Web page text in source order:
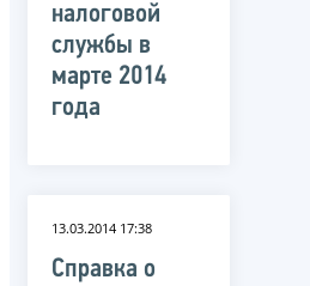
налоговой
службы в
марте 2014
года
13.03.2014 17:38
Справка о